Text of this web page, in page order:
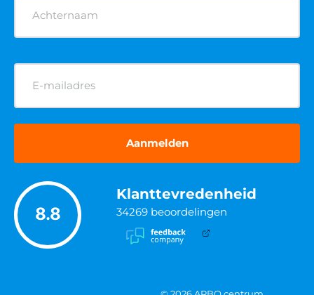
E-
mailadres
(Vereist)
8.8
Klanttevredenheid
34269 beoordelingen